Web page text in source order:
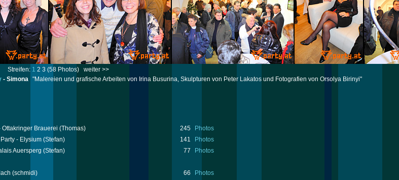
Streifen: 1 2 3 (58 Photos) weiter >>
- Simona "Malereien und grafische Arbeiten von Irina Busurina, Skulpturen von Peter Lakatos und Fotografien von Orsolya Birinyi"
Brauerei (Thomas) 245
Photos
- Elysium (Stefan) 141
Photos
Auersperg (Stefan) 77 Photos
(schmidi) 66
Photos